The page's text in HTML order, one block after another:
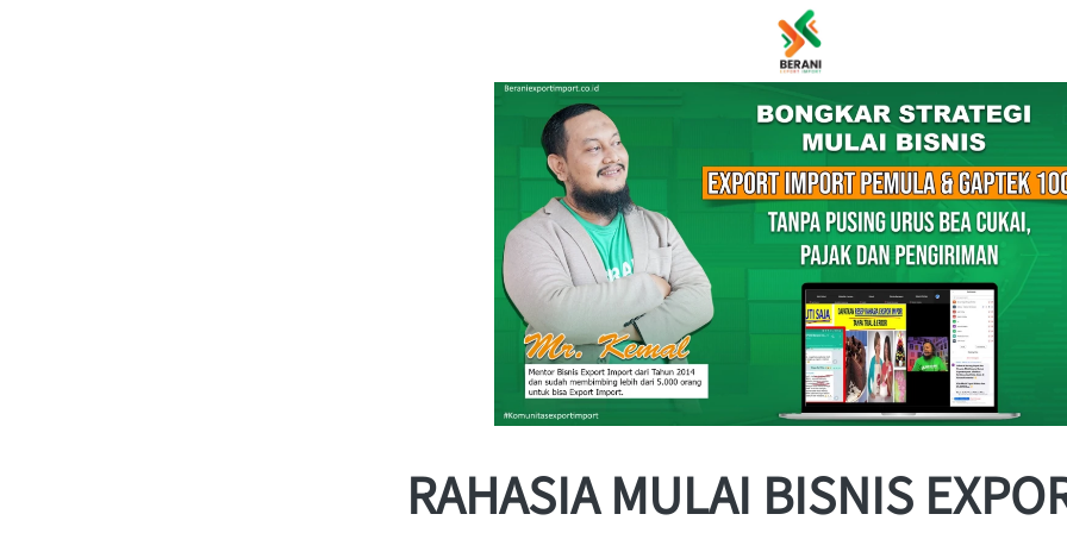
RAHASIA MULAI BISNIS